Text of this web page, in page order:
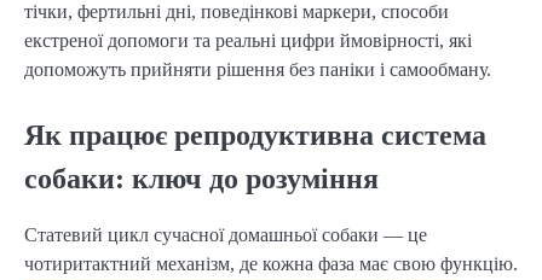
тічки, фертильні дні, поведінкові маркери, способи
екстреної допомоги та реальні цифри ймовірності, які
допоможуть прийняти рішення без паніки і самообману.
Як працює репродуктивна система
собаки: ключ до розуміння
Статевий цикл сучасної домашньої собаки — це
чотиритактний механізм, де кожна фаза має свою функцію.